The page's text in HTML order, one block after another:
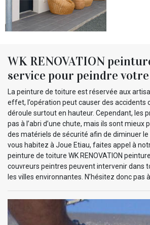
WK RENOVATION
service pour peindre
La peinture de toiture est réservée aux
effet, l’opération peut causer des accidents
déroule surtout en hauteur. Cependant, les
pas à l’abri d’une chute, mais ils sont mieux
des matériels de sécurité afin de diminuer le
vous habitez à Joue Etiau, faites appel à
peinture de toiture WK RENOVATION
couvreurs peintres peuvent intervenir dans
les villes environnantes. N’hésitez donc pas